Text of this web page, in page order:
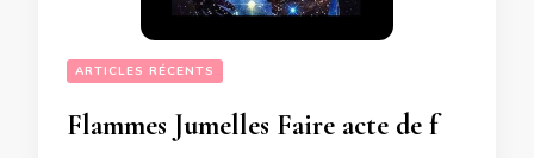
ARTICLES RÉCENTS
Flammes Jumelles Faire acte de foi lors de la Pleine Lune du 31 Mai 2026